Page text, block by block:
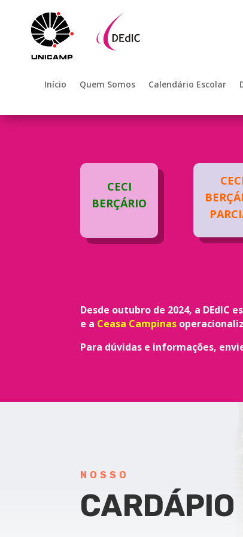
Início Quem Somos Calendário Escolar
CECI
BERÇÁRIO
Desde outubro de 2024, a DEdIC
e a Ceasa Campinas
Para dúvidas e informações,
NOSSO
CARDÁPIO